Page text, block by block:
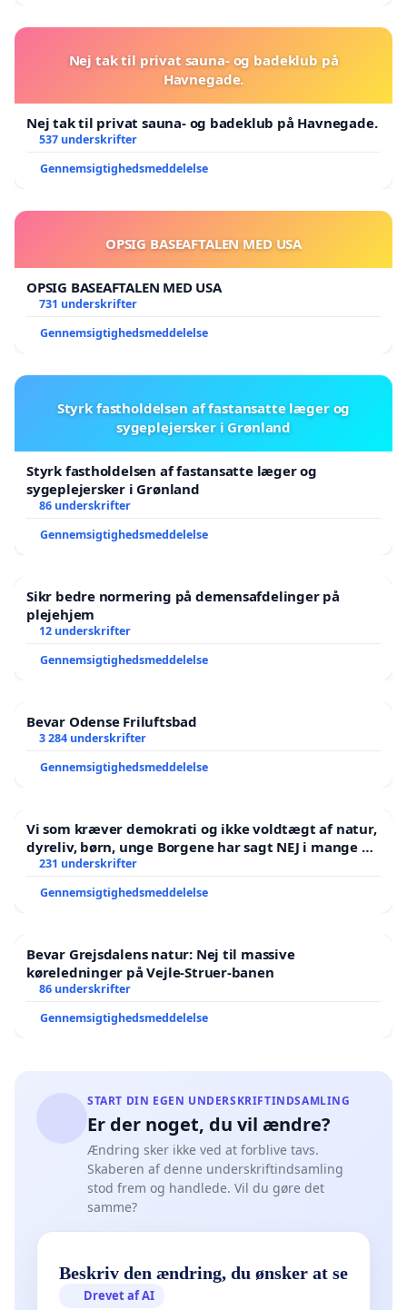
Nej tak til privat sauna- og badeklub på
Havnegade.
Nej tak til privat sauna- og badeklub på Havnegade.
537 underskrifter
Gennemsigtighedsmeddelelse
OPSIG BASEAFTALEN MED USA
OPSIG BASEAFTALEN MED USA
731 underskrifter
Gennemsigtighedsmeddelelse
Styrk fastholdelsen af fastansatte læger og
sygeplejersker i Grønland
Styrk fastholdelsen af fastansatte læger og
sygeplejersker i Grønland
86 underskrifter
Gennemsigtighedsmeddelelse
Sikr bedre normering på demensafdelinger på
plejehjem
12 underskrifter
Gennemsigtighedsmeddelelse
Bevar Odense Friluftsbad
3 284 underskrifter
Gennemsigtighedsmeddelelse
Vi som kræver demokrati og ikke voldtægt af natur,
dyreliv, børn, unge Borgene har sagt NEJ i mange år.
Der er
231 underskrifter
Gennemsigtighedsmeddelelse
Bevar Grejsdalens natur: Nej til massive
køreledninger på Vejle-Struer-banen
86 underskrifter
Gennemsigtighedsmeddelelse
START DIN EGEN UNDERSKRIFTINDSAMLING
Er der noget, du vil ændre?
Ændring sker ikke ved at forblive tavs.
Skaberen af denne underskriftindsamling
stod frem og handlede. Vil du gøre det
samme?
Beskriv den ændring, du ønsker at se
Drevet af AI